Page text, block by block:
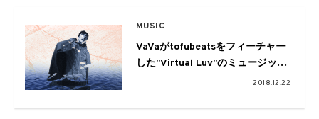
MUSIC
VaVaがtofubeatsをフィーチャー
した”Virtual Luv”のミュージック
OMSB、角舘健悟も参加したEPも
2018.12.22